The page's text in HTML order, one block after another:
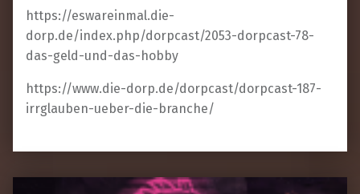
https://eswareinmal.die-
dorp.de/index.php/dorpcast/2053-dorpcast-78-
das-geld-und-das-hobby
https://www.die-dorp.de/dorpcast/dorpcast-187-
irrglauben-ueber-die-branche/